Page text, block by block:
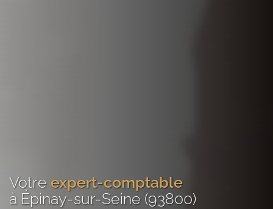
Votre expert-comptable
à Épinay-sur-Seine (93800)